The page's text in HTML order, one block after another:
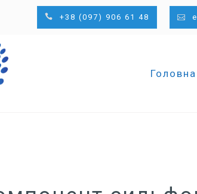
+38 (097) 906 61 48
Головна